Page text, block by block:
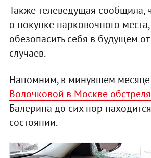
Также телеведущая сообщила,
о покупке парковочного
обезопасить себя в будущем
случаев.
Напомним, в минувшем месяце
Волочковой в Москве
Балерина до сих пор
состоянии.